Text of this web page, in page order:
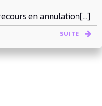
en annulation[…]
SUITE